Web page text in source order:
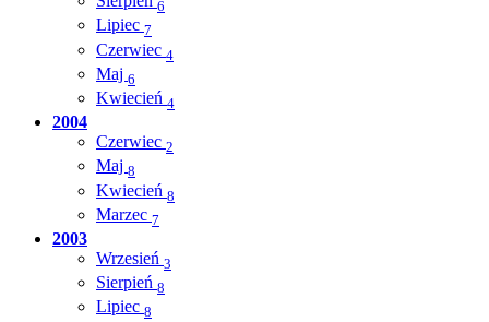
6
Lipiec 7
Czerwiec 4
Maj 6
Kwiecień 4
2004
Czerwiec 2
Maj 8
Kwiecień 8
Marzec 7
2003
Wrzesień 3
Sierpień 8
Lipiec 8